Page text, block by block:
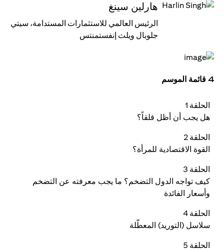
هارلين سينغ
الرئيس العالمي للاستثمارات المستدامة، سيتي
جلوبال ويلث إنفستمنتس
4 قائمة الموسم
الحلقة 1
هل يجب أن أظل قلقاً؟
الحلقة 2
القوة الاقتصادية للمرأة؟
الحلقة 3
كيف تواجه الدول التضخم؟ ما يجب معرفته عن التضخم
وأسعار الفائدة
الحلقة 4
سلاسل (التوريد) المعطّلة
الحلقة 5